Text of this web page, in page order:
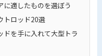
に適したものを選ぼう
トロッド20選
ドを手に入れて大型トラ